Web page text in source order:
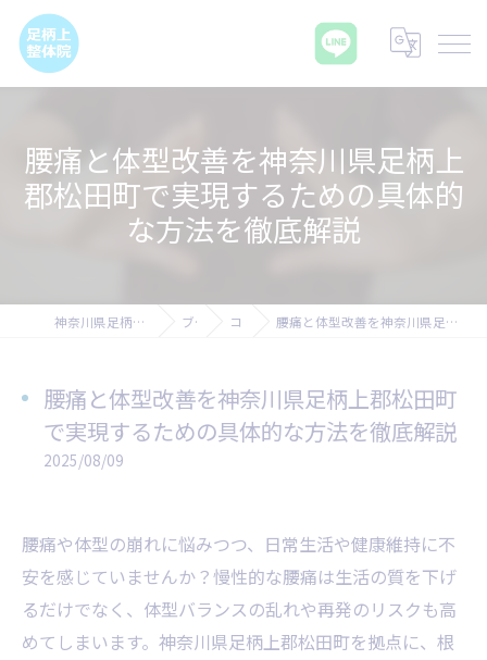
腰痛と体型改善を神奈川県足柄上
郡松田町で実現するための具体的
な方法を徹底解説
神奈川県足柄上郡の腰痛なら足柄上整体院 ブログ コラム 腰痛と体型改善を神奈川県足柄上郡松田町で実現するための具体的な方法を徹底解説
腰痛と体型改善を神奈川県足柄上郡松田町
で実現するための具体的な方法を徹底解説
2025/08/09
腰痛や体型の崩れに悩みつつ、日常生活や健康維持に不
安を感じていませんか？慢性的な腰痛は生活の質を下げ
るだけでなく、体型バランスの乱れや再発のリスクも高
めてしまいます。神奈川県足柄上郡松田町を拠点に、根